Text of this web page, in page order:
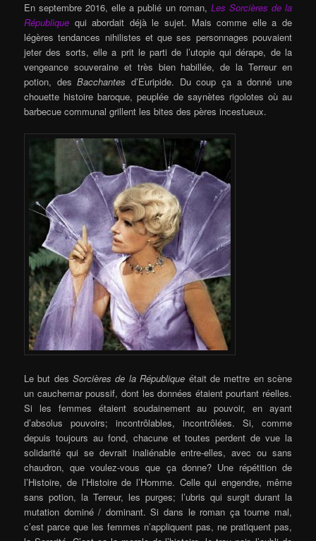
En septembre 2016, elle a publié un roman, Les Sorcières de la
République qui abordait déjà le sujet. Mais comme elle a de
légères tendances nihilistes et que ses personnages pouvaient
jeter des sorts, elle a prit le parti de l’utopie qui dérape, de la
vengeance souveraine et très bien habillée, de la Terreur en
potion, desBacchantes d’Euripide. Du coup ça a donné une
chouette histoire baroque, peuplée de saynètes rigolotes où au
barbecue communal grillent les bites des pères incestueux.
Le but desSorcières de la République était de mettre en scène
un cauchemar poussif, dont les données étaient pourtant réelles.
Si les femmes étaient soudainement au pouvoir, en ayant
d’absolus pouvoirs; incontrôlables, incontrôlées. Si, comme
depuis toujours au fond, chacune et toutes perdent de vue la
solidarité qui se devrait inaliénable entre-elles, avec ou sans
chaudron, que voulez-vous que ça donne? Une répétition de
l’Histoire, de l’Histoire de l’Homme. Celle qui engendre, même
sans potion, la Terreur, les purges; l’ubris qui surgit durant la
mutation dominé / dominant. Si dans le roman ça tourne mal,
c’est parce que les femmes n’appliquent pas, ne pratiquent pas,